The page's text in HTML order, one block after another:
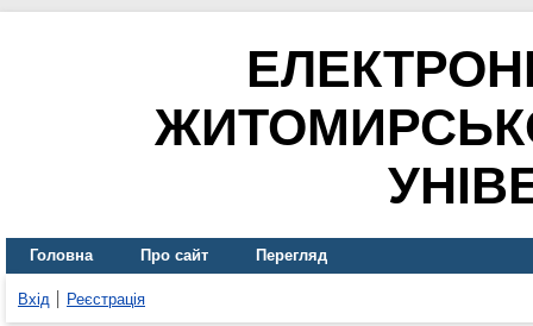
Головна Про сайт Перегляд
Вхід Реєстрація